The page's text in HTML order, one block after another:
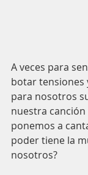
A veces para
botar
para nosotros
nuestra
ponemos a
poder tiene la
nosotros?